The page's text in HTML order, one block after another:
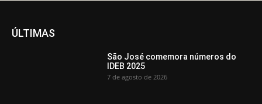
ÚLTIMAS
São José comemora números do
IDEB 2025
7 de agosto de 2026